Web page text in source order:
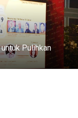
Pulihkan